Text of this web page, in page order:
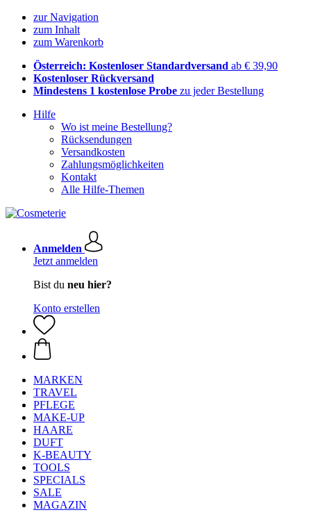
zur Navigation
zum Inhalt
zum Warenkorb
Österreich: Kostenloser Standardversand ab € 39,90
Kostenloser Rückversand
Mindestens 1 kostenlose Probe zu jeder Bestellung
Hilfe
Wo ist meine Bestellung?
Rücksendungen
Versandkosten
Zahlungsmöglichkeiten
Kontakt
Alle Hilfe-Themen
Anmelden
Jetzt anmelden
Bist du neu hier?
Konto erstellen
MARKEN
TRAVEL
PFLEGE
MAKE-UP
HAARE
DUFT
K-BEAUTY
TOOLS
SPECIALS
SALE
MAGAZIN